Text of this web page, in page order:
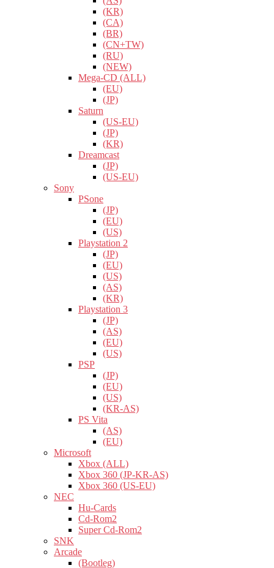
(KR)
(CA)
(BR)
(CN+TW)
(RU)
(NEW)
Mega-CD (ALL)
(EU)
(JP)
Saturn
(US-EU)
(JP)
(KR)
Dreamcast
(JP)
(US-EU)
Sony
PSone
(JP)
(EU)
(US)
Playstation 2
(JP)
(EU)
(US)
(AS)
(KR)
Playstation 3
(JP)
(AS)
(EU)
(US)
PSP
(JP)
(EU)
(US)
(KR-AS)
PS Vita
(AS)
(EU)
Microsoft
Xbox (ALL)
Xbox 360 (JP-KR-AS)
Xbox 360 (US-EU)
NEC
Hu-Cards
Cd-Rom2
Super Cd-Rom2
SNK
Arcade
(Bootleg)